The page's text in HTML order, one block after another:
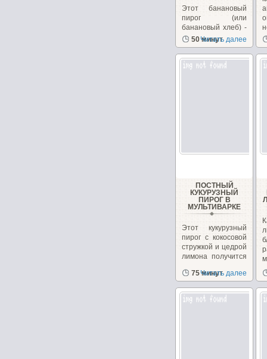
Этот банановый
пирог (или
банановый хлеб) -
довольно
популярный
десерт в Индии....
50 минут
Читать далее
ПОСТНЫЙ
КУКУРУЗНЫЙ
ПИРОГ В
МУЛЬТИВАРКЕ
Этот кукурузный
пирог с кокосовой
стружкой и цедрой
лимона получится
75 минут
Читать далее